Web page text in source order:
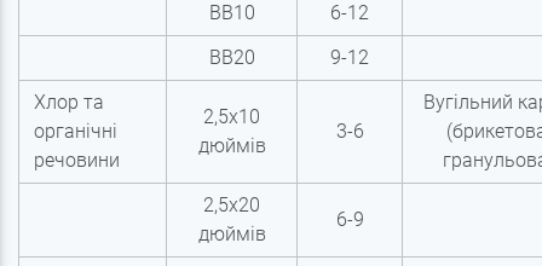
BB10
6-12
BB20
9-12
Хлор та
органічні
речовини
2,5х10
дюймів
3-6
Вугільний
2,5х20
дюймів
6-9